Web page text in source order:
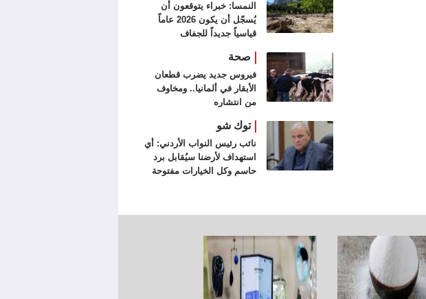
النمسا: خبراء يتوقعون أن
يُسجّل أن يكون 2026 عاماً
قياسياً جديداً للجفاف
صحة
فيروس جديد يضرب قطعان
الأبقار في ألمانيا.. ومخاوف
من انتشاره
توك شو
نائب رئيس النواب الأردني: أي
استهداف لأرضنا سيُقابل برد
حاسم وكل الخيارات مفتوحة